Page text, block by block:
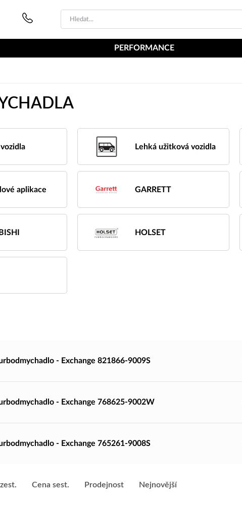
PERFORMANCE
Lehká užitková vozidla
aplikace GARRETT
HOLSET
- Exchange 821866-9009S
- Exchange 768625-9002W
- Exchange 765261-9008S
Cena sest. Prodejnost Nejnovější